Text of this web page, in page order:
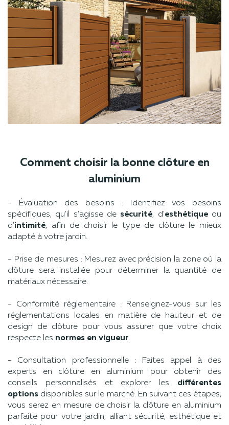
Comment choisir la bonne clôture en
aluminium
- Évaluation des besoins : Identifiez vos besoins
spécifiques, qu'il s'agisse de sécurité, d'esthétiqueou
d'intimité, afin de choisir le type de clôture le mieux
adapté à votre jardin.
- Prise de mesures : Mesurez avec précision la zone où la
clôture sera installée pour déterminer la quantité de
matériaux nécessaire.
- Conformité réglementaire : Renseignez-vous sur les
réglementations locales en matière de hauteur et de
design de clôture pour vous assurer que votre choix
respecte les normes en vigueur.
- Consultation professionnelle : Faites appel à des
experts en clôture en aluminium pour obtenir des
conseils personnalisés et explorer les différentes
options disponibles sur le marché. En suivant ces étapes,
vous serez en mesure de choisir la clôture en aluminium
parfaite pour votre jardin, alliant sécurité, esthétique et